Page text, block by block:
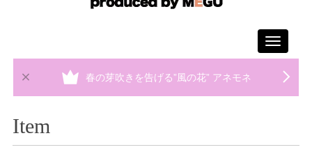
Toggle
春の芽吹きを告げる”風の花” アネモネ
Item